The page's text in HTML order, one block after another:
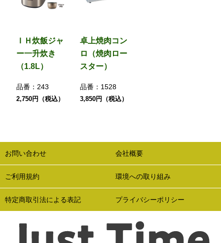
ＩＨ炊飯ジャ
ー一升炊き
（1.8L）
品番： 243
2,750円（税込）
卓上焼肉コン
ロ（焼肉ロー
スター）
品番： 1528
3,850円（税込）
お問い合わせ 会社概要
ご利用規約 環境への取り組み
特定商取引法による表記 プライバシーポリシー